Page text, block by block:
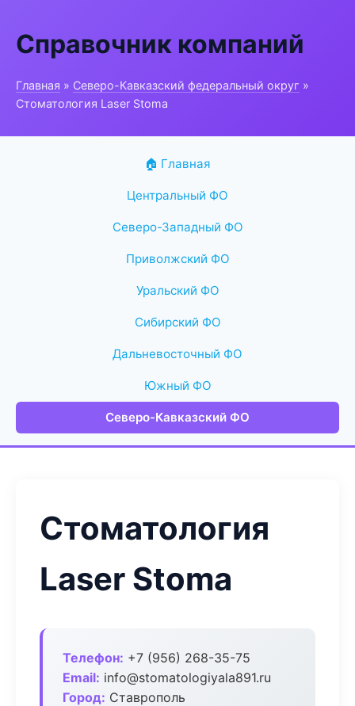
Справочник компаний
Главная » Северо-Кавказский федеральный округ »
Стоматология Laser Stoma
🏠 Главная
Центральный ФО
Северо-Западный ФО
Приволжский ФО
Уральский ФО
Сибирский ФО
Дальневосточный ФО
Южный ФО
Северо-Кавказский ФО
Стоматология
Laser Stoma
Телефон: +7 (956) 268-35-75
Email: info@stomatologiyala891.ru
Город: Ставрополь